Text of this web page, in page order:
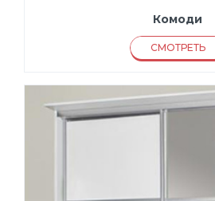
Комоди
СМОТРЕТЬ